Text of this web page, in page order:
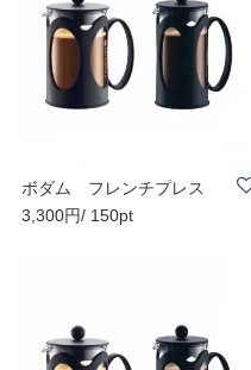
ボダム フレンチプレス
コーヒーメーカ..
3,300円/ 150pt